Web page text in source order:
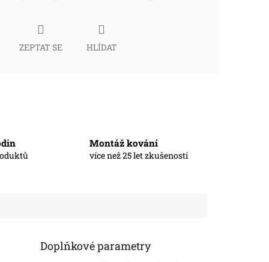
ZEPTAT SE HLÍDAT
Montáž kování
více než 25 let zkušeností
Doplňkové parametry